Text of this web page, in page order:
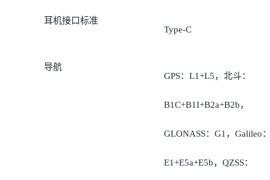
耳机接口标准
Type-C
导航
GPS：L1+L5，北斗：
B1C+B1I+B2a+B2b，
GLONASS：G1，Galileo
E1+E5a+E5b，QZSS：